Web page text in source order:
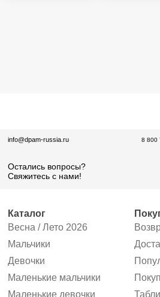
info@dpam-russia.ru
Остались вопросы?
Свяжитесь с нами!
8 800
Каталог
Весна / Лето 2026
Мальчики
Девочки
Маленькие мальчики
Маленькие девочки